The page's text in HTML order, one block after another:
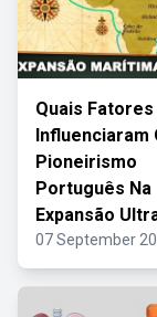
Quais Fatores
Influenciaram
Pioneirismo
Português Na
Expansão
07 September